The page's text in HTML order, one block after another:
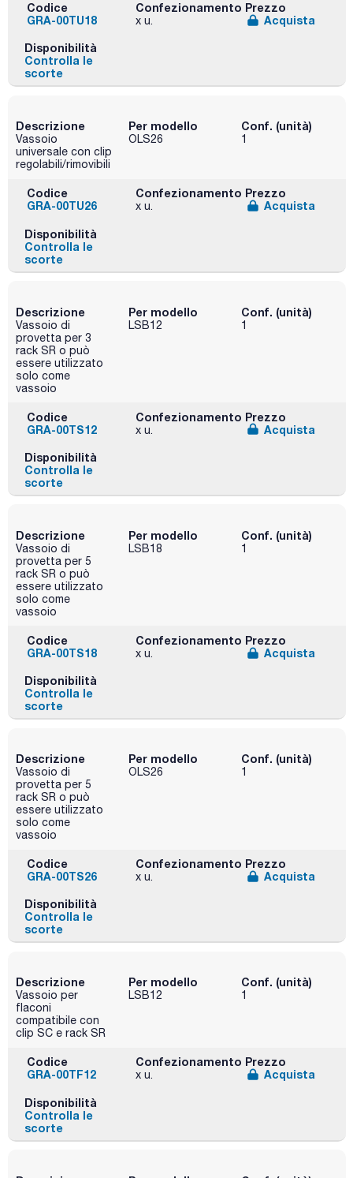
Codice
GRA-00TU18
Confezionamento
x u.
Prezzo
Acquista
Disponibilità
Controlla le
scorte
Descrizione
Vassoio
universale con clip
regolabili/rimovibili
Per modello
OLS26
Conf. (unità)
1
Codice
GRA-00TU26
Confezionamento
x u.
Prezzo
Acquista
Disponibilità
Controlla le
scorte
Descrizione
Vassoio di
provetta per 3
rack SR o può
essere utilizzato
solo come
vassoio
Per modello
LSB12
Conf. (unità)
1
Codice
GRA-00TS12
Confezionamento
x u.
Prezzo
Acquista
Disponibilità
Controlla le
scorte
Descrizione
Vassoio di
provetta per 5
rack SR o può
essere utilizzato
solo come
vassoio
Per modello
LSB18
Conf. (unità)
1
Codice
GRA-00TS18
Confezionamento
x u.
Prezzo
Acquista
Disponibilità
Controlla le
scorte
Descrizione
Vassoio di
provetta per 5
rack SR o può
essere utilizzato
solo come
vassoio
Per modello
OLS26
Conf. (unità)
1
Codice
GRA-00TS26
Confezionamento
x u.
Prezzo
Acquista
Disponibilità
Controlla le
scorte
Descrizione
Vassoio per
flaconi
compatibile con
clip SC e rack SR
Per modello
LSB12
Conf. (unità)
1
Codice
GRA-00TF12
Confezionamento
x u.
Prezzo
Acquista
Disponibilità
Controlla le
scorte